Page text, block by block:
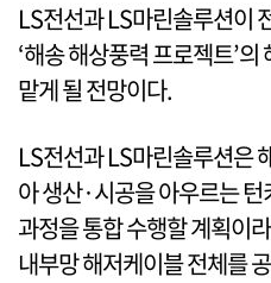
LS전선과 LS마린솔루션이
‘해송 해상풍력 프로젝트’
맡게 될 전망이다.
LS전선과 LS마린솔루션은
아 생산·시공을 아우르는
과정을 통합 수행할 계획이
내부망 해저케이블 전체를